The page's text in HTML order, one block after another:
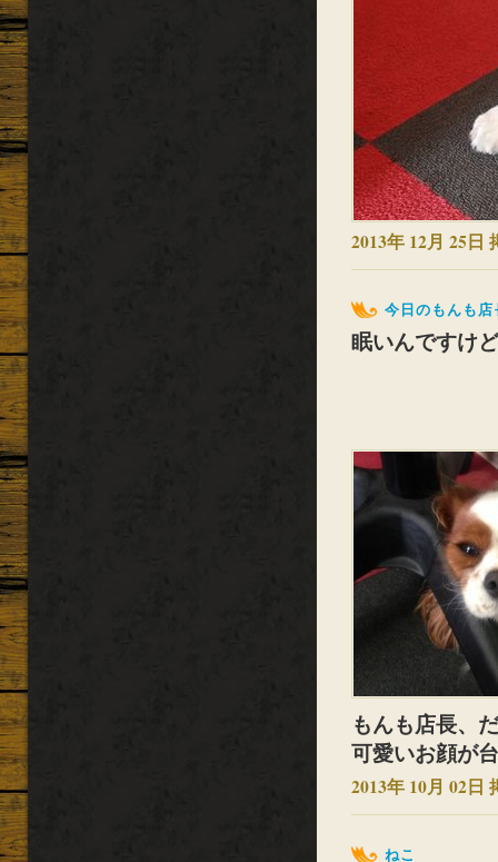
2013年 12月 25日
今日のもんも店
眠いんですけ
もんも店長、
可愛いお顔が
2013年 10月 02日
ねこ